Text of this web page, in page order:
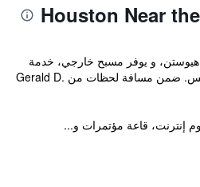
يقع هذا الفندق في West Loop هيوستن، و يوفر مسبح خارجي، خدمة
الغرف وخدمة غسل وكي الملابس. ضمن مسافة لحظات من Gerald D.